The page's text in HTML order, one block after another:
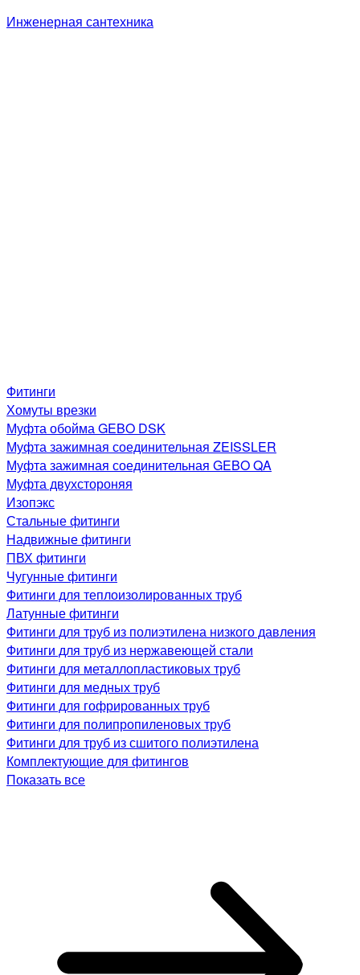
Инженерная сантехника
Фитинги
Хомуты врезки
Муфта обойма GEBO DSK
Муфта зажимная соединительная ZEISSLER
Муфта зажимная соединительная GEBO QA
Муфта двухстороняя
Изопэкс
Стальные фитинги
Надвижные фитинги
ПВХ фитинги
Чугунные фитинги
Фитинги для теплоизолированных труб
Латунные фитинги
Фитинги для труб из полиэтилена низкого давления
Фитинги для труб из нержавеющей стали
Фитинги для металлопластиковых труб
Фитинги для медных труб
Фитинги для гофрированных труб
Фитинги для полипропиленовых труб
Фитинги для труб из сшитого полиэтилена
Комплектующие для фитингов
Показать все